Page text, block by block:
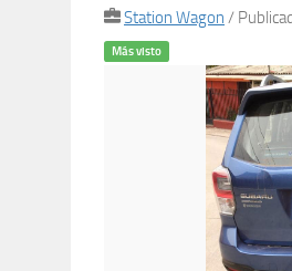
Station Wagon /
Más visto